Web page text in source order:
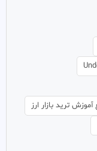
ترید بازار ارز